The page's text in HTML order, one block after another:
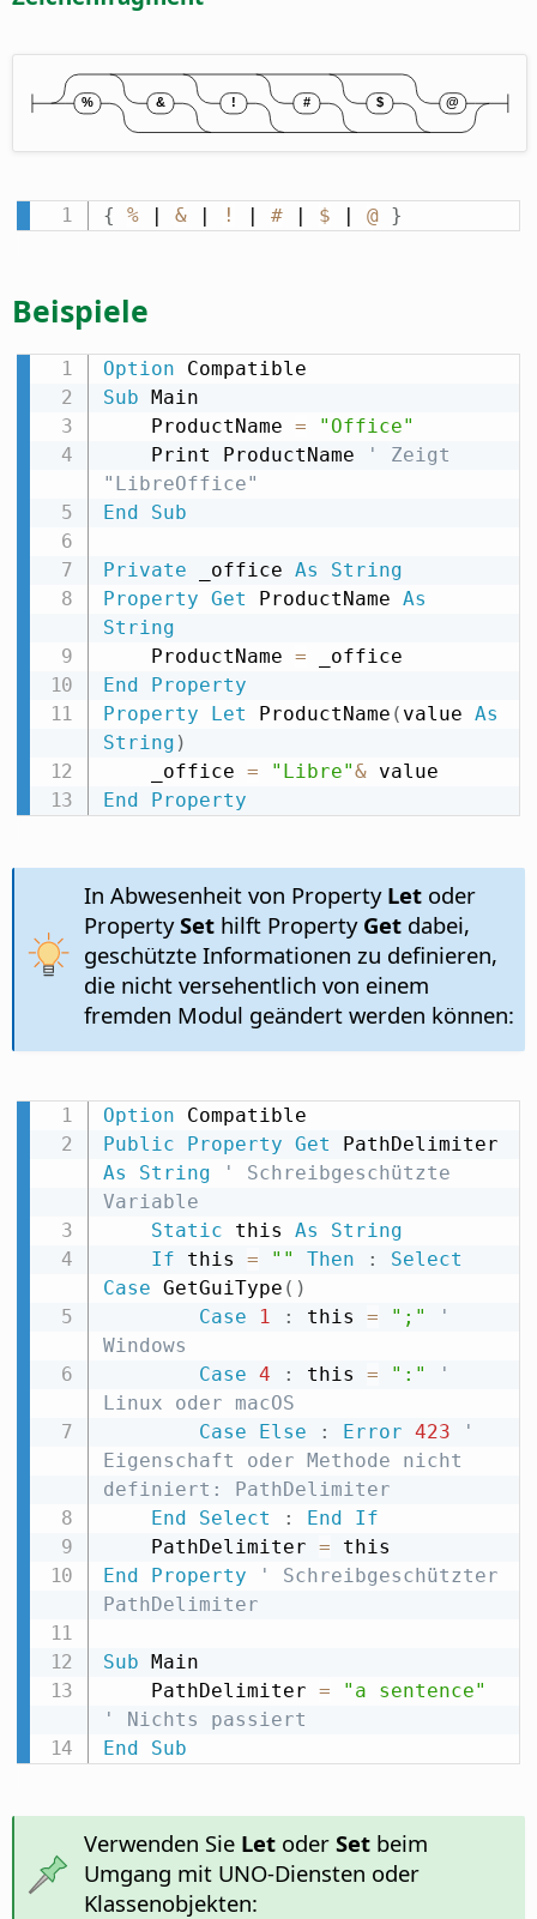
{ % | & | ! # | $ @ }
Beispiele
Option
Sub Main
    ProductName
=
"Office"
    Print ProductName
' Zeigt
"LibreOffice"
End
Sub
Private _office As
String
Property Get ProductName As
String
    ProductName
=
End
Property
Property
Let ProductName ( value As
String )
    _office
= "Libre"&
End
Property
In Abwesenheit von Property Letoder
PropertySethilft Property Getdabei,
geschützte Informationen zu definieren,
die nicht versehentlich von einem
fremden Modul geändert werden können:
Option
Public
Property Get
As
String
' Schreibgeschützte
Variable
Static this As
String
If this = "" Then :
Select
Case GetGuiType ( )
Case
1 : this = ";"
'
Windows
Case 4 : this = ":"
'
Linux oder macOS
Case
Else : Error 423
'
Eigenschaft oder Methode nicht
definiert: PathDelimiter
End
Select : End
If
    PathDelimiter
=
End
Property
' Schreibgeschützter
PathDelimiter
Sub Main
    PathDelimiter
=
"a sentence"
' Nichts passiert
End
Sub
Verwenden Sie Letoder Setbeim
Umgang mit UNO-Diensten oder
Klassenobjekten: